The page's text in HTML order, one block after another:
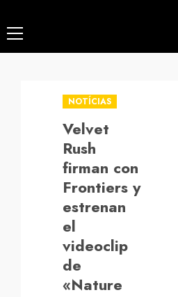
Menú
principal
NOTÍCIAS
Velvet
Rush
firman con
Frontiers y
estrenan
el
videoclip
de
«Nature